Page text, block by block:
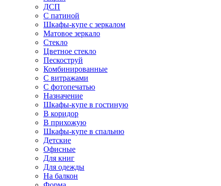
ДСП
С патиной
Шкафы-купе с зеркалом
Матовое зеркало
Стекло
Цветное стекло
Пескоструй
Комбинированные
С витражами
С фотопечатью
Назначение
Шкафы-купе в гостиную
В коридор
В прихожую
Шкафы-купе в спальню
Детские
Офисные
Для книг
Для одежды
На балкон